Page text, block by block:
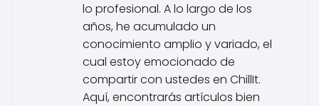
lo profesional. A lo largo de los
años, he acumulado un
conocimiento amplio y variado, el
cual estoy emocionado de
compartir con ustedes en ChillIt.
Aquí, encontrarás artículos bien